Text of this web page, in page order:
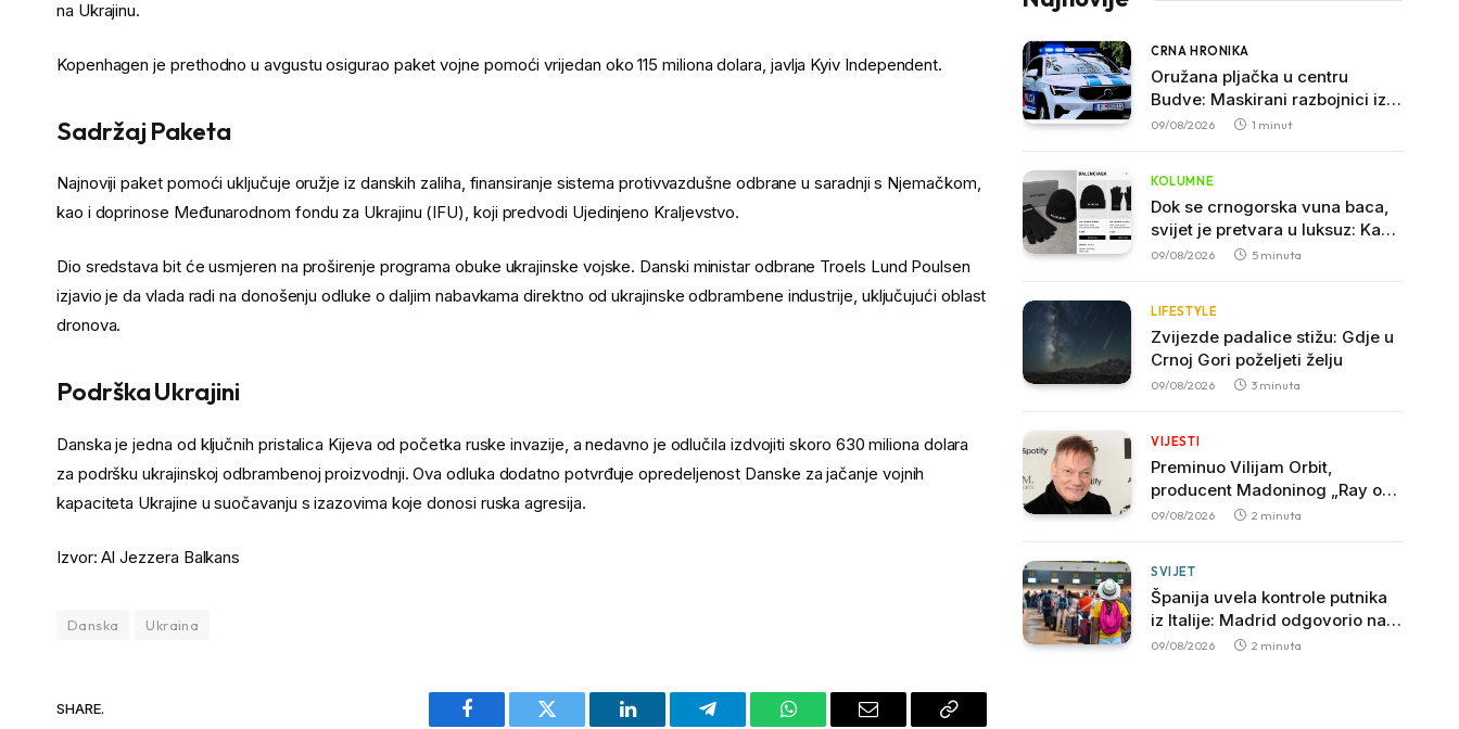
na Ukrajinu.
Kopenhagen je prethodno u avgustu osigurao paket vojne pomoći vrijedan oko 115 miliona dolara, javlja Kyiv Independent.
Sadržaj Paketa
Najnoviji paket pomoći uključuje oružje iz danskih zaliha, finansiranje sistema protivvazdušne odbrane u saradnji s Njemačkom,
kao i doprinose Međunarodnom fondu za Ukrajinu (IFU), koji predvodi Ujedinjeno Kraljevstvo.
Dio sredstava bit će usmjeren na proširenje programa obuke ukrajinske vojske. Danski ministar odbrane Troels Lund Poulsen
izjavio je da vlada radi na donošenju odluke o daljim nabavkama direktno od ukrajinske odbrambene industrije, uključujući oblast
dronova.
Podrška Ukrajini
Danska je jedna od ključnih pristalica Kijeva od početka ruske invazije, a nedavno je odlučila izdvojiti skoro 630 miliona dolara
za podršku ukrajinskoj odbrambenoj proizvodnji. Ova odluka dodatno potvrđuje opredeljenost Danske za jačanje vojnih
kapaciteta Ukrajine u suočavanju s izazovima koje donosi ruska agresija.
Izvor: Al Jezzera Balkans
Danska Ukraina
SHARE.
Facebook Twitter LinkedIn Telegram WhatsAppEmail Copy
CRNA HRONIKA
Oružana pljačka u centru
Budve: Maskirani razbojnici iz
sefa odnijeli veliku sumu novca
09/08/2026 1 minut
KOLUMNE
Dok se crnogorska vuna baca,
svijet je pretvara u luksuz: Kako
je nestao zanat koji je nekada
09/08/2026 5 minuta
LIFESTYLE
Zvijezde padalice stižu: Gdje u
Crnoj Gori poželjeti želju
09/08/2026 3 minuta
VIJESTI
Preminuo Vilijam Orbit,
producent Madoninog „Ray of
Light“
09/08/2026 2 minuta
SVIJET
Španija uvela kontrole putnika
iz Italije: Madrid odgovorio na
potez vlade Đorđe Meloni
09/08/2026 2 minuta